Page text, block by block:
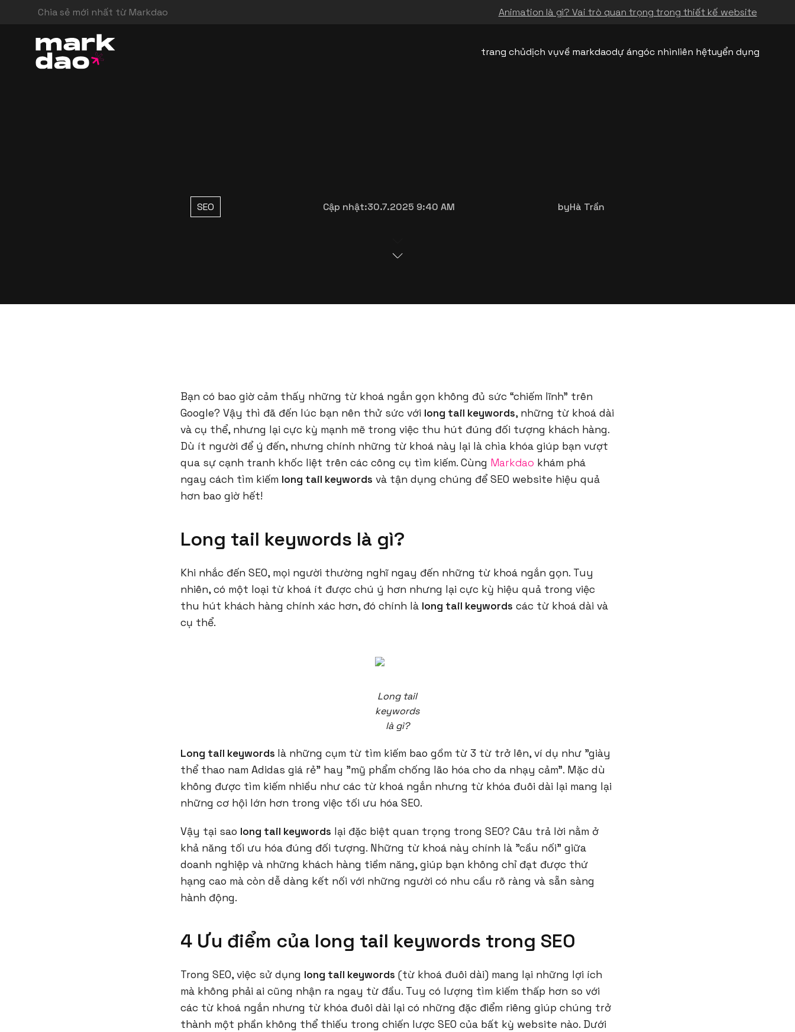
Chia sẻ mới nhất từ Markdao Animation là gì? Vai trò quan trọng trong thiết kế website
trang chủdịch vụvề markdaodự ángóc nhìnliên hệtuyển dụng
SEO Cập nhật:30.7.2025 9:40 AM byHà Trần
Bạn có bao giờ cảm thấy những từ khoá ngắn gọn không đủ sức “chiếm lĩnh” trên
Google? Vậy thì đã đến lúc bạn nên thử sức với long tail keywords, những từ khoá dài
và cụ thể, nhưng lại cực kỳ mạnh mẽ trong việc thu hút đúng đối tượng khách hàng.
Dù ít người để ý đến, nhưng chính những từ khoá này lại là chìa khóa giúp bạn vượt
qua sự cạnh tranh khốc liệt trên các công cụ tìm kiếm. Cùng Markdao khám phá
ngay cách tìm kiếm long tail keywords và tận dụng chúng để SEO website hiệu quả
hơn bao giờ hết!
Long tail keywords là gì?
Khi nhắc đến SEO, mọi người thường nghĩ ngay đến những từ khoá ngắn gọn. Tuy
nhiên, có một loại từ khoá ít được chú ý hơn nhưng lại cực kỳ hiệu quả trong việc
thu hút khách hàng chính xác hơn, đó chính là long tail keywords các từ khoá dài và
cụ thể.
Long tail
keywords
là gì?
Long tail keywords là những cụm từ tìm kiếm bao gồm từ 3 từ trở lên, ví dụ như "giày
thể thao nam Adidas giá rẻ" hay "mỹ phẩm chống lão hóa cho da nhạy cảm". Mặc dù
không được tìm kiếm nhiều như các từ khoá ngắn nhưng từ khóa đuôi dài lại mang lại
những cơ hội lớn hơn trong việc tối ưu hóa SEO.
Vậy tại sao long tail keywords lại đặc biệt quan trọng trong SEO? Câu trả lời nằm ở
khả năng tối ưu hóa đúng đối tượng. Những từ khoá này chính là "cầu nối" giữa
doanh nghiệp và những khách hàng tiềm năng, giúp bạn không chỉ đạt được thứ
hạng cao mà còn dễ dàng kết nối với những người có nhu cầu rõ ràng và sẵn sàng
hành động.
4 Ưu điểm của long tail keywords trong SEO
Trong SEO, việc sử dụng long tail keywords (từ khoá đuôi dài) mang lại những lợi ích
mà không phải ai cũng nhận ra ngay từ đầu. Tuy có lượng tìm kiếm thấp hơn so với
các từ khoá ngắn nhưng từ khóa đuôi dài lại có những đặc điểm riêng giúp chúng trở
thành một phần không thể thiếu trong chiến lược SEO của bất kỳ website nào. Dưới